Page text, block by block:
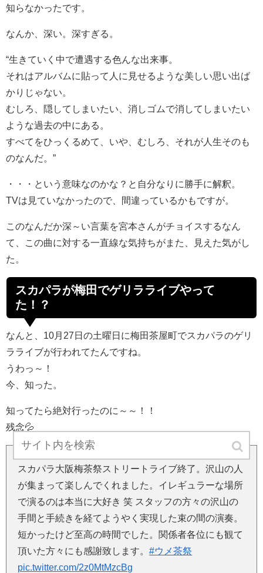
知らなかったです。
なんか、深い。深すぎる。
“生きていく中で遭遇する色んな出来事。
それはアルバムに貼って人に見せるような美しい思い出ば
かりじゃない。
むしろ、隠してしまいたい、消しゴムで消してしまいたい
ような過去の中にある。
すべてをひっくるめて、いや、むしろ、それが人生そのも
のなんだ。”
・・・という意味なのかな？と自分なりに勝手に解釈。
TVは見ていなかったので、間違っているかもですが。
このなんだか深～い言葉を宮本さんがチョイスするなん
て、この曲に対する一直線な気持ちがまた、見えた気がし
た。
スカパラが梅田でゲリラライブやって
た！？
なんと、10月27日の土曜日に梅田茶屋町でスカパラのゲリ
ラライブが行われてたんですね。
うわっ～！
今、知った。
知ってたら絶対行ったのに～～！！
残念💦
スカパラ大阪梅茶祭ストリートライブ終了。沢山の人
が集まって楽しんでくれました。イレギュラーな場所
で演るのは本当に大好き 笑 スタッフの方々の沢山の
手間と手続きを経てようやく実現した束の間の演奏。
短かったけど至高の時間でした。関係者各位にも観て
頂いた方々にも感謝致します。#ウメ茶祭
pic.twitter.com/2z0MtMzcBg